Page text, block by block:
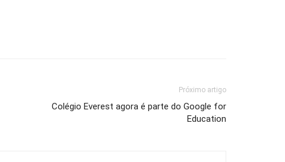
Próximo artigo
Colégio Everest agora é parte do Google for
Education